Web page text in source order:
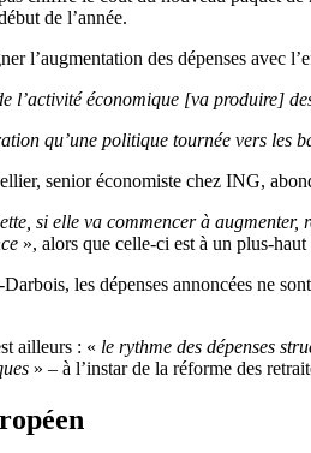
de l’année.
l’augmentation des dépenses avec
l’activité économique [va produire]
qu’une politique tournée vers les
senior économiste chez ING,
si elle va commencer à
», alors que celle-ci est à un plus-
les dépenses annoncées ne
ailleurs : « le rythme des dépenses
» – à l’instar de la réforme des